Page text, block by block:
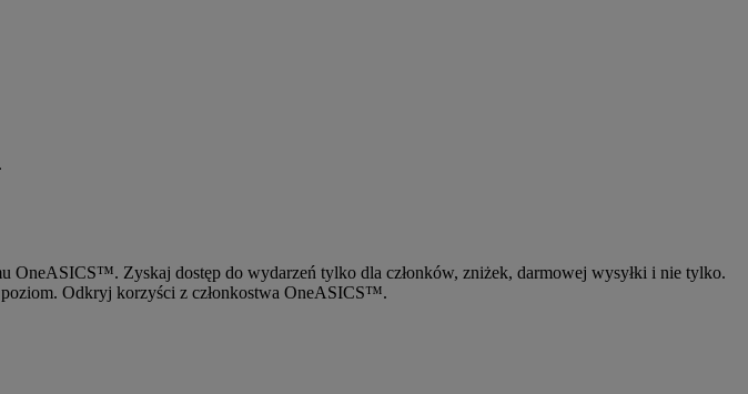
OneASICS™. Zyskaj dostęp do wydarzeń tylko dla członków, zniżek, darmowej wysyłki i nie tylko.
Odkryj korzyści z członkostwa OneASICS™.